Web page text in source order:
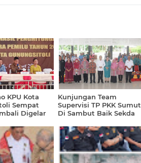
KPU Kota
Sempat
Digelar
Kunjungan Team
Supervisi TP PKK Sumut
Di Sambut Baik Sekda